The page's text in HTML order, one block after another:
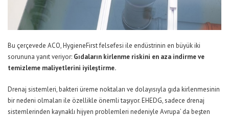
Bu çerçevede ACO, HygieneFirst felsefesi ile endüstrinin en büyük iki
sorununa yanıt veriyor: Gıdaların kirlenme riskini en aza indirme ve
temizleme maliyetlerini iyileştirme.
Drenaj sistemleri, bakteri üreme noktaları ve dolayısıyla gıda kirlenmesinin
bir nedeni olmaları ile özellikle önemli taşıyor. EHEDG, sadece drenaj
sistemlerinden kaynaklı hijyen problemleri nedeniyle Avrupa’ da beşten